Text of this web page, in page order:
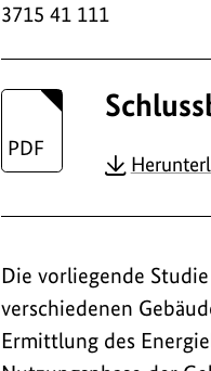
3715 41 111
Die vorliegende
verschiedenen
Ermittlung des